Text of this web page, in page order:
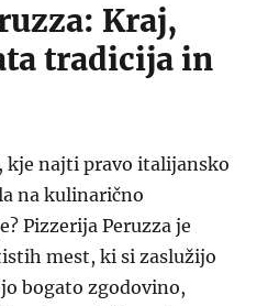
Kraj,
tradicija in
kje najti pravo italijansko
na kulinarično
Pizzerija Peruzza je
mest, ki si zaslužijo
bogato zgodovino,